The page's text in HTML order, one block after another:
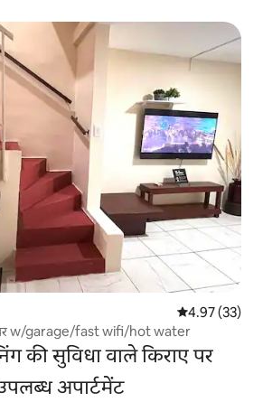
औसत रेटिंग 5 में
4.97 (33)
घर w/garage/fast wifi/hot water
की सुविधा वाले किराए पर
अपार्टमेंट